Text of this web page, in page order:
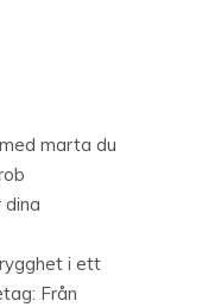
marta du
i ett
Från